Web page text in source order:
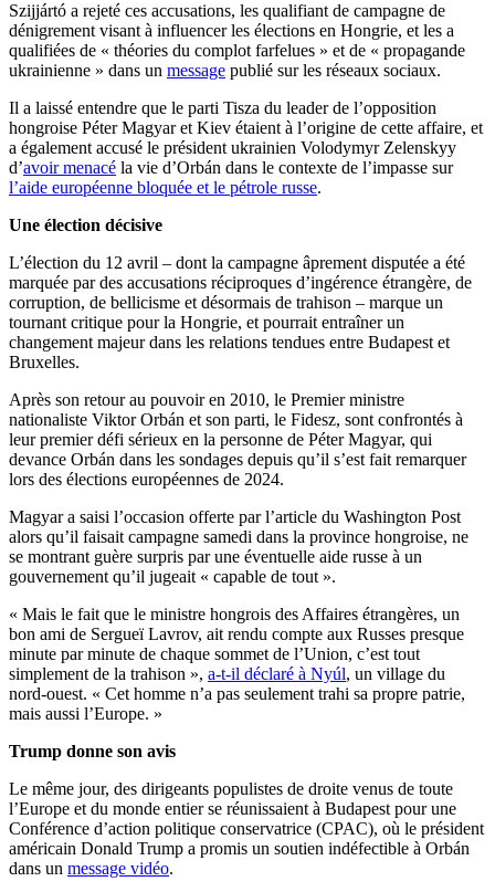
Szijjártó a rejeté ces accusations, les qualifiant de campagne de
dénigrement visant à influencer les élections en Hongrie, et les a
qualifiées de « théories du complot farfelues » et de « propagande
ukrainienne » dans un message publié sur les réseaux sociaux.
Il a laissé entendre que le parti Tisza du leader de l’opposition
hongroise Péter Magyar et Kiev étaient à l’origine de cette affaire, et
a également accusé le président ukrainien Volodymyr Zelenskyy
d’avoir menacé la vie d’Orbán dans le contexte de l’impasse sur
l’aide européenne bloquée et le pétrole russe.
Une élection décisive
L’élection du 12 avril – dont la campagne âprement disputée a été
marquée par des accusations réciproques d’ingérence étrangère, de
corruption, de bellicisme et désormais de trahison – marque un
tournant critique pour la Hongrie, et pourrait entraîner un
changement majeur dans les relations tendues entre Budapest et
Bruxelles.
Après son retour au pouvoir en 2010, le Premier ministre
nationaliste Viktor Orbán et son parti, le Fidesz, sont confrontés à
leur premier défi sérieux en la personne de Péter Magyar, qui
devance Orbán dans les sondages depuis qu’il s’est fait remarquer
lors des élections européennes de 2024.
Magyar a saisi l’occasion offerte par l’article du Washington Post
alors qu’il faisait campagne samedi dans la province hongroise, ne
se montrant guère surpris par une éventuelle aide russe à un
gouvernement qu’il jugeait « capable de tout ».
« Mais le fait que le ministre hongrois des Affaires étrangères, un
bon ami de Sergueï Lavrov, ait rendu compte aux Russes presque
minute par minute de chaque sommet de l’Union, c’est tout
simplement de la trahison », a-t-il déclaré à Nyúl, un village du
nord-ouest. « Cet homme n’a pas seulement trahi sa propre patrie,
mais aussi l’Europe. »
Trump donne son avis
Le même jour, des dirigeants populistes de droite venus de toute
l’Europe et du monde entier se réunissaient à Budapest pour une
Conférence d’action politique conservatrice (CPAC), où le président
américain Donald Trump a promis un soutien indéfectible à Orbán
dans un message vidéo.